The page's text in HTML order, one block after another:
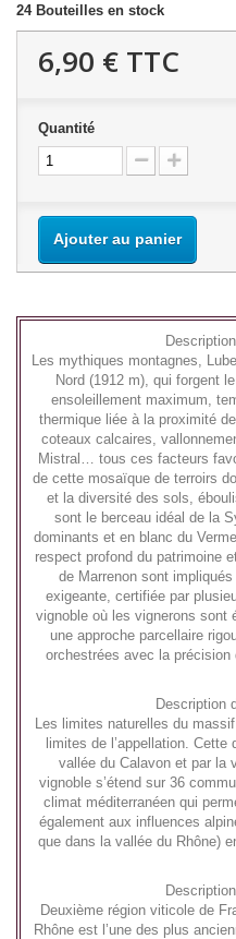
24 Bouteilles en stock
6,90 € TTC
Quantité
Ajouter au panier
Les mythiques montagnes,
Nord (1912 m), qui forgent
ensoleillement maximum,
thermique liée à la proximité
coteaux calcaires,
Mistral… tous ces facteurs
de cette mosaïque de terroirs
et la diversité des sols,
sont le berceau idéal de la
dominants et en blanc du
respect profond du patrimoine
de Marrenon sont
exigeante, certifiée par
vignoble où les vignerons sont
une approche parcellaire
orchestrées avec la précision
Description
Les limites naturelles du
limites de l’appellation. Cette
vallée du Calavon et par la
vignoble s’étend sur 36
climat méditerranéen qui
également aux influences
que dans la vallée du Rhône)
Deuxième région viticole de
Rhône est l’une des plus